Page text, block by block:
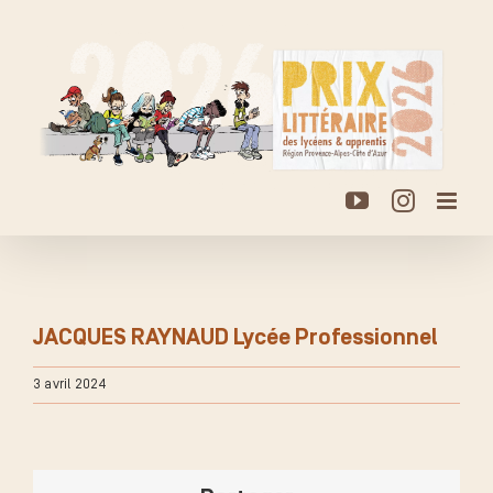
YouTube
JACQUES RAYNAUD Lycée Professionnel
3 avril 2024